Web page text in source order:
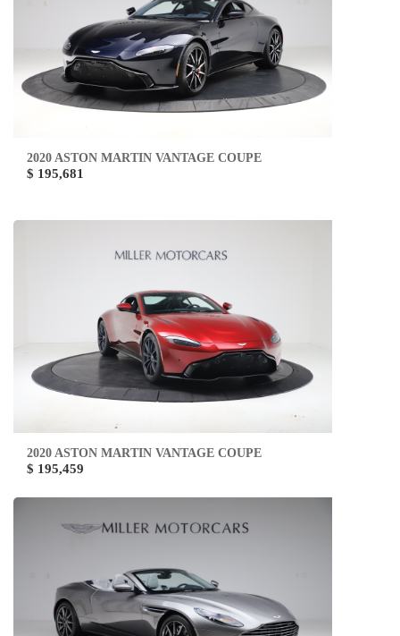
2020 ASTON MARTIN VANTAGE COUPE
$ 195,681
2020 ASTON MARTIN VANTAGE COUPE
$ 195,459